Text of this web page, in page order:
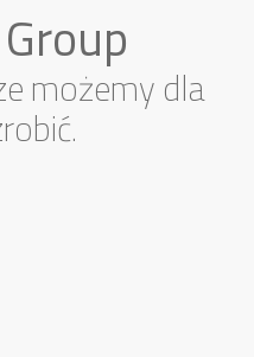
możemy dla